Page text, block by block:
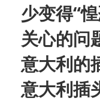
少变得“
关心的问
意大利的
意大利插